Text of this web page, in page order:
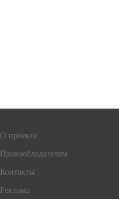
О проекте
Правообладателям
Контакты
Реклама